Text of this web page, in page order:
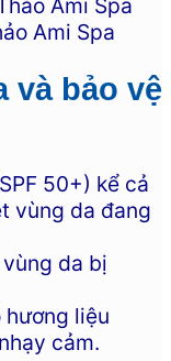
Ami Spa
và bảo vệ
50+) kể cả
vùng da đang
da bị
hương liệu
cảm.